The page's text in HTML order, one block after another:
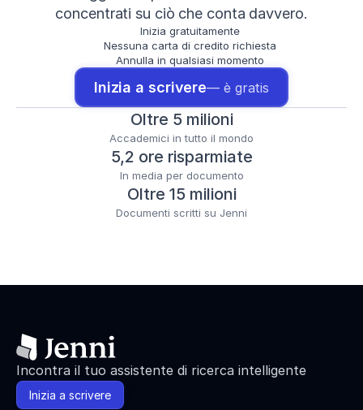
concentrati su ciò che conta davvero.
Inizia gratuitamente
Nessuna carta di credito richiesta
Annulla in qualsiasi momento
Inizia a scrivere— è gratis
Oltre 5 milioni
Accademici in tutto il mondo
5,2 ore risparmiate
In media per documento
Oltre 15 milioni
Documenti scritti su Jenni
Incontra il tuo assistente di ricerca intelligente
Inizia a scrivere